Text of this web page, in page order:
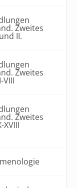
Zweites
II.
Zweites
Zweites